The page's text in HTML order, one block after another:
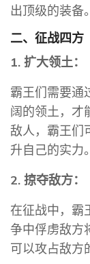
出顶级的装备。
二、征战四方
1. 扩大领土：
霸王们需要通
阔的领土，才
敌人，霸王们
升自己的实力。
2. 掠夺敌方：
在征战中，霸
争中俘虏敌方
可以攻占敌方